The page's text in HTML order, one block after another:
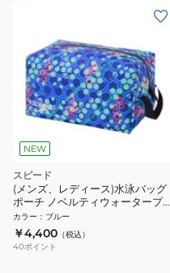
NEW
スピード
(メンズ、レディース)水泳バッグ
ポーチ ノベルティウォータープル
ーフ L SE22607 BL
カラー ： ブルー
￥4,400 （税込）
40ポイント